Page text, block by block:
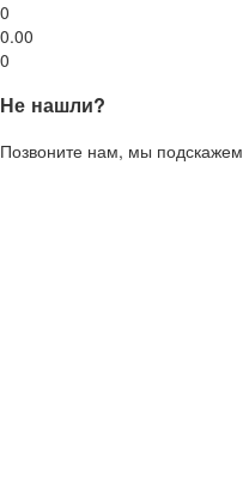
0
0.00
0
Не нашли?
Позвоните нам, мы подскажем